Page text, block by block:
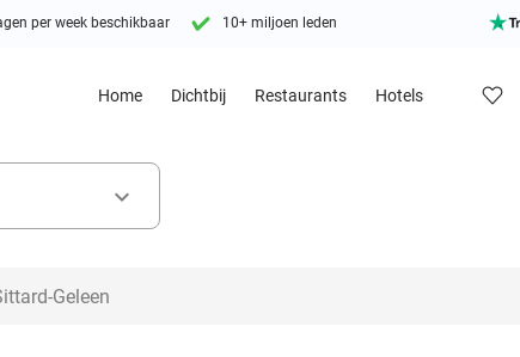
per week beschikbaar 10+ miljoen leden
Home Dichtbij Restaurants Hotels
keyboard_arrow_down